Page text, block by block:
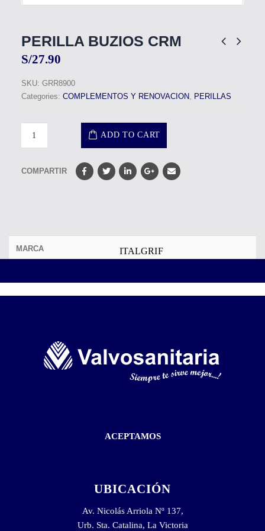
PERILLA BUZIOS CRM
S/27.90
SKU: GRR8900
Categories: COMPLEMENTOS Y RENOVACION, PERILLAS
ADD TO CART
COMPARTIR
MARCA ITALGRIF
ACEPTAMOS
UBICACIÓN
Av. Nicolás Arriola Nº 137,
Urb. Sta. Catalina, La Victoria